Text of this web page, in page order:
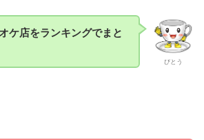
びとう
ケ店をランキングでまと